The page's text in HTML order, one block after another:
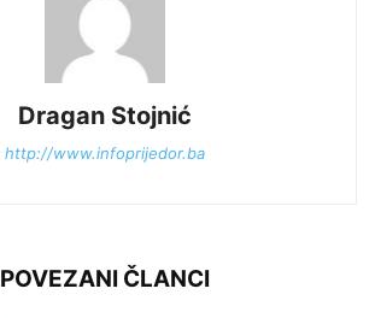
Dragan Stojnić
http://www.infoprijedor.ba
POVEZANI ČLANCI